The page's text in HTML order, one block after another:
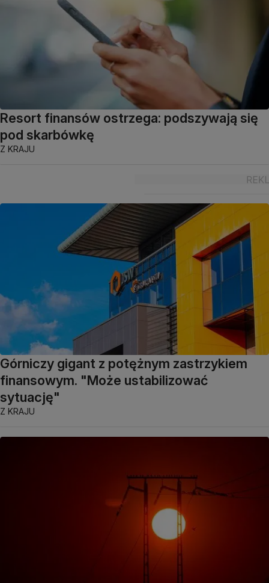
Resort finansów ostrzega: podszywają się
pod skarbówkę
Z KRAJU
Górniczy gigant z potężnym zastrzykiem
finansowym. "Może ustabilizować
sytuację"
Z KRAJU